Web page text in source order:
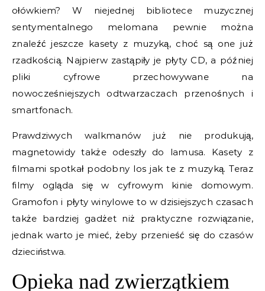
ołówkiem? W niejednej bibliotece muzycznej
sentymentalnego melomana pewnie można
znaleźć jeszcze kasety z muzyką, choć są one już
rzadkością. Najpierw zastąpiły je płyty CD, a później
pliki cyfrowe przechowywane na
nowocześniejszych odtwarzaczach przenośnych i
smartfonach.
Prawdziwych walkmanów już nie produkują,
magnetowidy także odeszły do lamusa. Kasety z
filmami spotkał podobny los jak te z muzyką. Teraz
filmy ogląda się w cyfrowym kinie domowym.
Gramofon i płyty winylowe to w dzisiejszych czasach
także bardziej gadżet niż praktyczne rozwiązanie,
jednak warto je mieć, żeby przenieść się do czasów
dzieciństwa.
Opieka nad zwierzątkiem